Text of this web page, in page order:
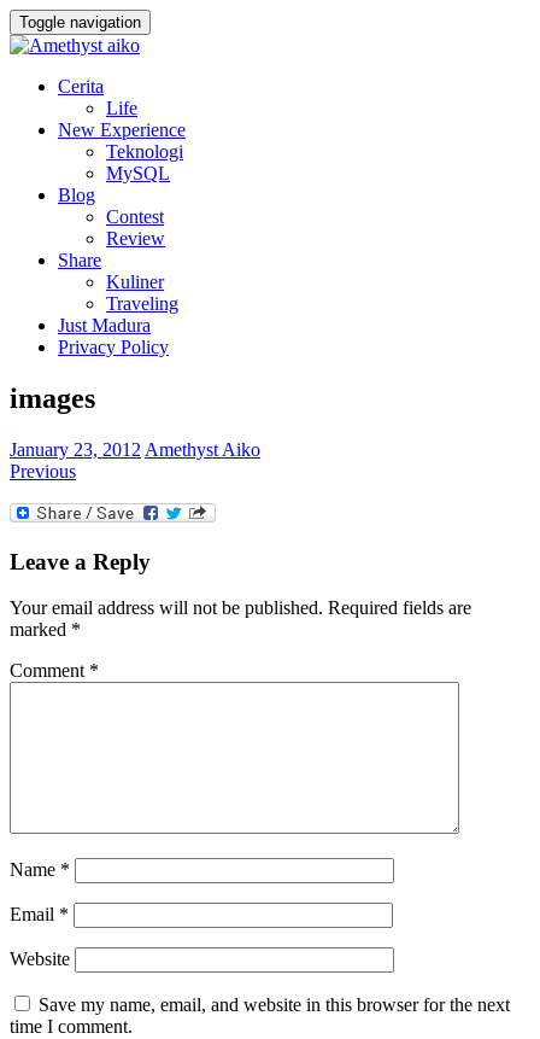
Toggle navigation
Cerita
Life
New Experience
Teknologi
MySQL
Blog
Contest
Review
Share
Kuliner
Traveling
Just Madura
Privacy Policy
images
January 23, 2012 Amethyst Aiko
Previous
Leave a Reply
Your email address will not be published. Required fields are
marked *
Comment *
Name *
Email *
Website
Save my name, email, and website in this browser for the next
time I comment.